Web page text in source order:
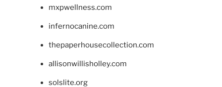
mxpwellness.com
infernocanine.com
thepaperhousecollection.com
allisonwillisholley.com
solslite.org